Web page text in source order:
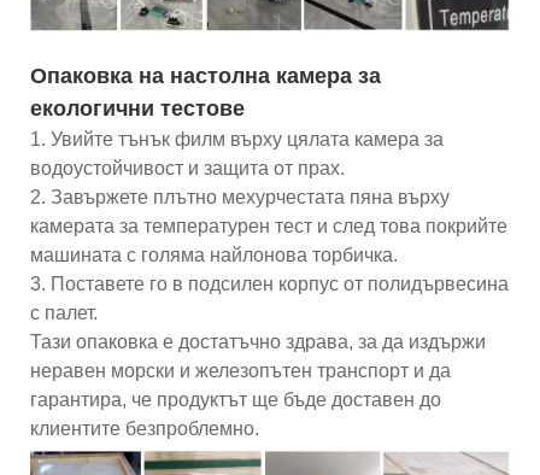
Опаковка на настолна камера за
екологични тестове
1. Увийте тънък филм върху цялата камера за
водоустойчивост и защита от прах.
2. Завържете плътно мехурчестата пяна върху
камерата за температурен тест и след това покрийте
машината с голяма найлонова торбичка.
3. Поставете го в подсилен корпус от полидървесина
с палет.
Тази опаковка е достатъчно здрава, за да издържи
неравен морски и железопътен транспорт и да
гарантира, че продуктът ще бъде доставен до
клиентите безпроблемно.